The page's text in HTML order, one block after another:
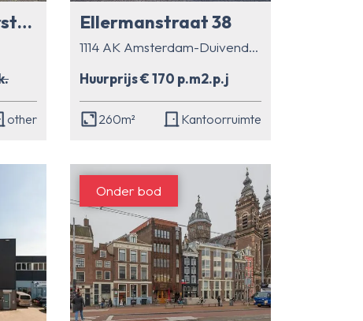
Tobias M.C. Asserstraat 15 0 ong
other
Ellermanstraat 38
1114 AK Amsterdam-Duivendrecht
Huurprijs € 170 p.m2.p.j
260m² Kantoorruimte
Onder bod